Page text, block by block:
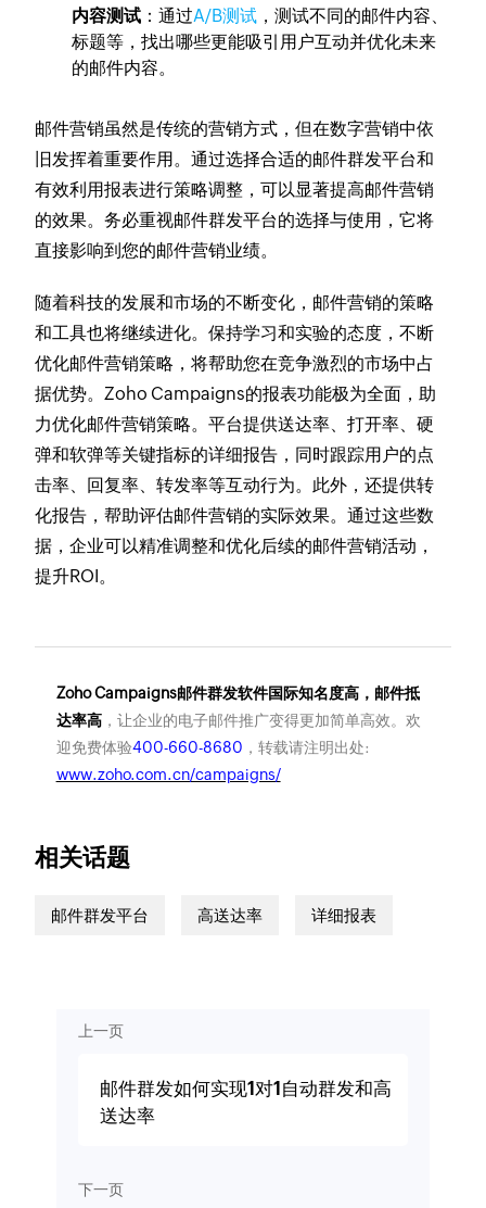
内容测试 ：通过A/B测试 ，测试不同的邮件内容、
标题等，找出哪些更能吸引用户互动并优化未来
的邮件内容。
邮件营销虽然是传统的营销方式，但在数字营销中依
旧发挥着重要作用。通过选择合适的邮件群发平台和
有效利用报表进行策略调整，可以显著提高邮件营销
的效果。务必重视邮件群发平台的选择与使用，它将
直接影响到您的邮件营销业绩。
随着科技的发展和市场的不断变化，邮件营销的策略
和工具也将继续进化。保持学习和实验的态度，不断
优化邮件营销策略，将帮助您在竞争激烈的市场中占
据优势。Zoho Campaigns的报表功能极为全面，助
力优化邮件营销策略。平台提供送达率、打开率、硬
弹和软弹等关键指标的详细报告，同时跟踪用户的点
击率、回复率、转发率等互动行为。此外，还提供转
化报告，帮助评估邮件营销的实际效果。通过这些数
据，企业可以精准调整和优化后续的邮件营销活动，
提升ROI。
Zoho Campaigns邮件群发软件国际知名度高，邮件抵
达率高，让企业的电子邮件推广变得更加简单高效。欢
迎免费体验400-660-8680 ，转载请注明出处:
www.zoho.com.cn/campaigns/
相关话题
邮件群发平台 高送达率 详细报表
上一页
邮件群发如何实现1对1自动群发和高
送达率
下一页